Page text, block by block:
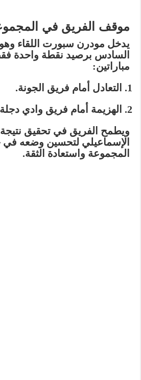
موقف الفريق في
يدخل مودرن سبورت اللقاء
السادس برصيد نقطة واحدة
مباراتين:
التعادل أمام فريق الجونة.
الهزيمة أمام فريق وادي
ويطمح الفريق في تحقيق نتيجة
الإسماعيلي لتحسين وضعه
المجموعة واستعادة الثقة.